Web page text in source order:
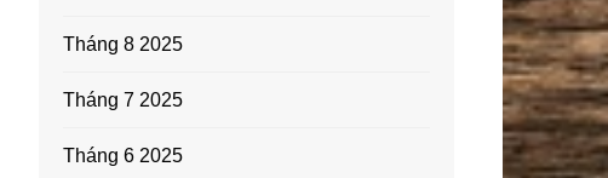
Tháng 8 2025
Tháng 7 2025
Tháng 6 2025